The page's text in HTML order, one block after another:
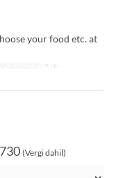
your food etc. at
店内
(Vergi dahil)